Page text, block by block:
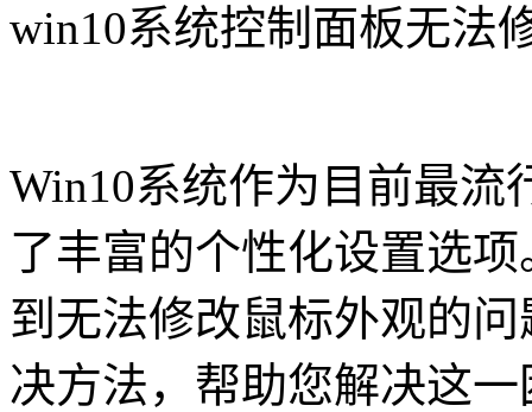
win10系统控制面板无法
Win10系统作为目前最流
了丰富的个性化设置选
到无法修改鼠标外观的
决方法，帮助您解决这一